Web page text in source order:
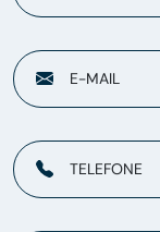
E-MAIL
TELEFONE